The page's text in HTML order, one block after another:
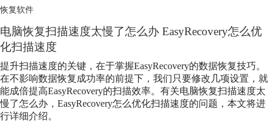
恢复软件
电脑恢复扫描速度太慢了怎么办 EasyRecovery怎么优
化扫描速度
提升扫描速度的关键，在于掌握EasyRecovery的数据恢复技巧。
在不影响数据恢复成功率的前提下，我们只要修改几项设置，就
能成倍提高EasyRecovery的扫描效率。有关电脑恢复扫描速度太
慢了怎么办，EasyRecovery怎么优化扫描速度的问题，本文将进
行详细介绍。